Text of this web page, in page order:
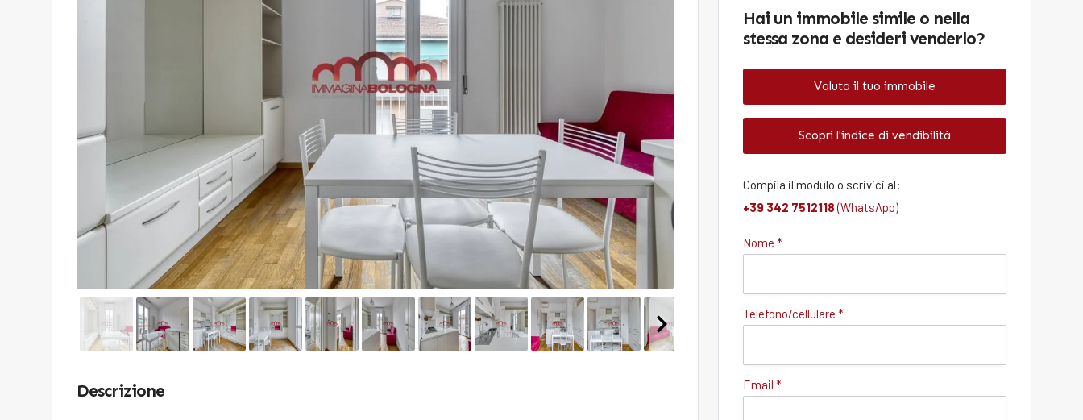
Hai un immobile simile o nella
stessa zona e desideri venderlo?
Valuta il tuo immobile
Scopri l'indice di vendibilità
Compila il modulo o scrivici al:
+39 342 7512118(WhatsApp)
Nome *
Telefono/cellulare *
Email *
Descrizione